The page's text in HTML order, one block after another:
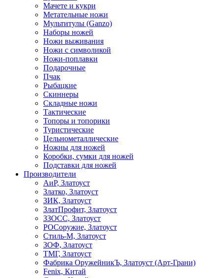
Мачете и кукри
Метательные ножи
Мультитулы (Ganzo)
Наборы ножей
Ножи выживания
Ножи с символикой
Ножи-поплавки
Подарочные
Пчак
Рыбацкие
Скиннеры
Складные ножи
Тактические
Топоры и топорики
Туристические
Цельнометаллические
Ножны для ножей
Коробки, сумки для ножей
Подставки для ножей
Производители
АиР, Златоуст
Златко, Златоуст
ЗИК, Златоуст
ЗлатПрофит, Златоуст
ЗЗОСС, Златоуст
РОСоружие, Златоуст
Стиль-М, Златоуст
ЗОФ, Златоуст
ТМГ, Златоуст
Фабрика ОружейникЪ, Златоуст (Арт-Грани)
Fenix, Китай